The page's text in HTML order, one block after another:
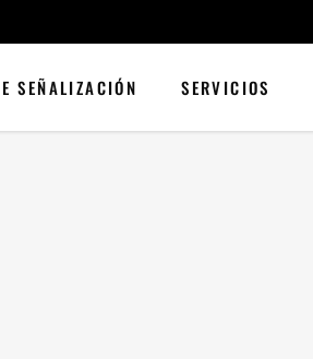
SEÑALIZACIÓN SERVICIOS